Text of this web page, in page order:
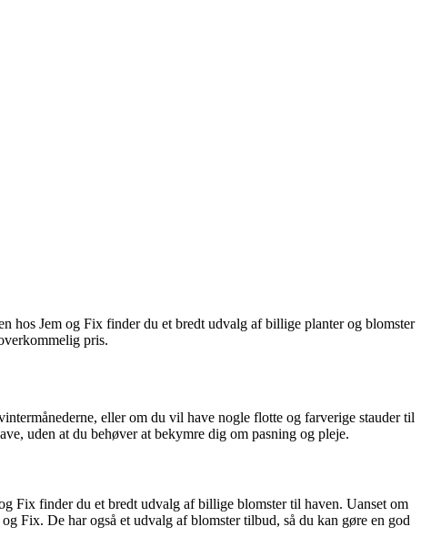
hos Jem og Fix finder du et bredt udvalg af billige planter og blomster
pris.
eller om du vil have nogle flotte og farverige stauder til
uden at du behøver at bekymre dig om pasning og pleje.
Fix finder du et bredt udvalg af billige blomster til haven. Uanset om
Fix. De har også et udvalg af blomster tilbud, så du kan gøre en god